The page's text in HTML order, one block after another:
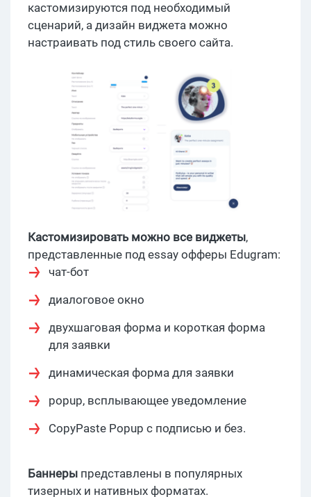
кастомизируются под необходимый
сценарий, а дизайн виджета можно
настраивать под стиль своего сайта.
Кастомизировать можно все виджеты,
представленные под essay офферы Edugram:
чат-бот
диалоговое окно
двухшаговая форма и короткая форма
для заявки
динамическая форма для заявки
popup, всплывающее уведомление
CopyPaste Popup с подписью и без.
Баннеры представлены в популярных
тизерных и нативных форматах.